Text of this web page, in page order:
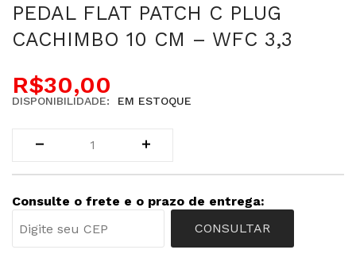
PEDAL FLAT PATCH C PLUG
CACHIMBO 10 CM – WFC 3,3
R$30,00
DISPONIBILIDADE: EM ESTOQUE
Consulte o frete e o prazo de entrega:
CONSULTAR